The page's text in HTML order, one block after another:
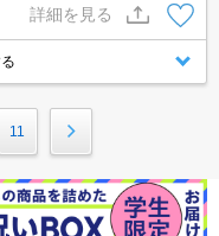
詳細を見る
11